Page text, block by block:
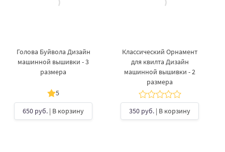
Голова Буйвола Дизайн
машинной вышивки - 3
размера
5
650 руб. | В корзину
Классический Орнамент
для квилта Дизайн
машинной вышивки - 2
размера
350 руб. | В корзину